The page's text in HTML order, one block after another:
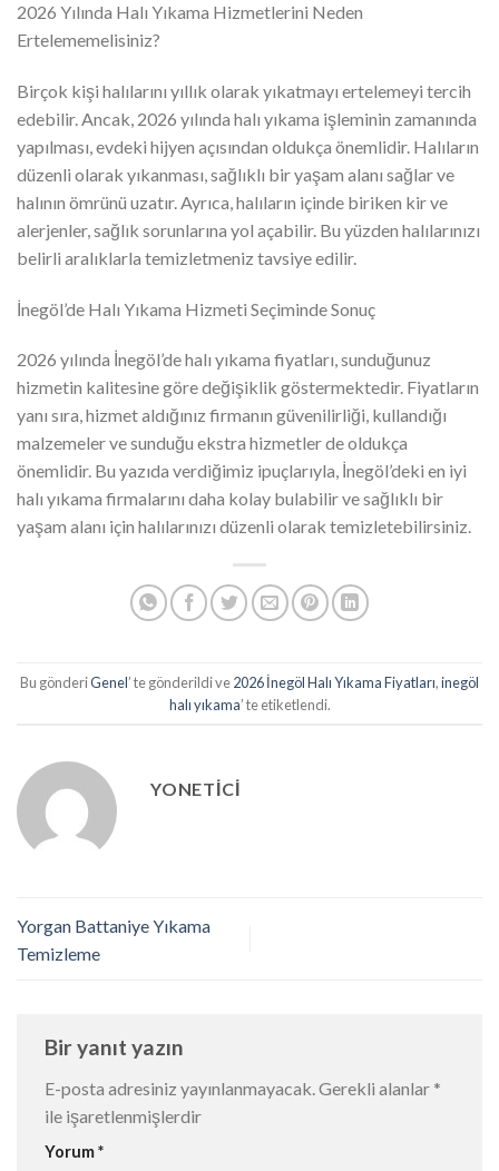
2026 Yılında Halı Yıkama Hizmetlerini Neden
Ertelememelisiniz?
Birçok kişi halılarını yıllık olarak yıkatmayı ertelemeyi tercih
edebilir. Ancak, 2026 yılında halı yıkama işleminin zamanında
yapılması, evdeki hijyen açısından oldukça önemlidir. Halıların
düzenli olarak yıkanması, sağlıklı bir yaşam alanı sağlar ve
halının ömrünü uzatır. Ayrıca, halıların içinde biriken kir ve
alerjenler, sağlık sorunlarına yol açabilir. Bu yüzden halılarınızı
belirli aralıklarla temizletmeniz tavsiye edilir.
İnegöl’de Halı Yıkama Hizmeti Seçiminde Sonuç
2026 yılında İnegöl’de halı yıkama fiyatları, sunduğunuz
hizmetin kalitesine göre değişiklik göstermektedir. Fiyatların
yanı sıra, hizmet aldığınız firmanın güvenilirliği, kullandığı
malzemeler ve sunduğu ekstra hizmetler de oldukça
önemlidir. Bu yazıda verdiğimiz ipuçlarıyla, İnegöl’deki en iyi
halı yıkama firmalarını daha kolay bulabilir ve sağlıklı bir
yaşam alanı için halılarınızı düzenli olarak temizletebilirsiniz.
Bu gönderiGenel’ te gönderildi ve2026 İnegöl Halı Yıkama Fiyatları,inegöl
halı yıkama’ te etiketlendi.
YONETICI
Yorgan Battaniye Yıkama
Temizleme
Bir yanıt yazın
E-posta adresiniz yayınlanmayacak.Gerekli alanlar *
ile işaretlenmişlerdir
Yorum*